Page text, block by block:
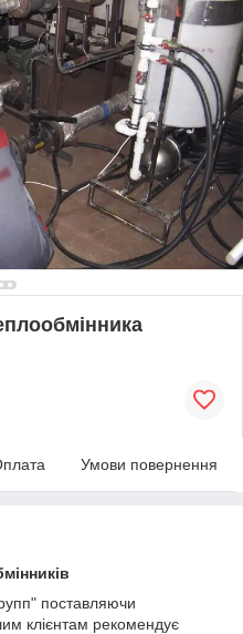
Умови повернення
поставляючи
клієнтам рекомендує